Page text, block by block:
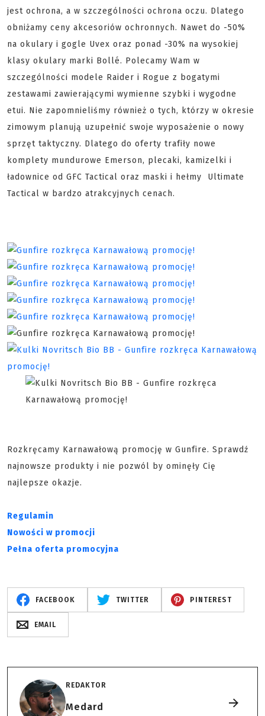
jest ochrona, a w szczególności ochrona oczu. Dlatego
obniżamy ceny akcesoriów ochronnych. Nawet do -50%
na okulary i gogle Uvex oraz ponad -30% na wysokiej
klasy okulary marki Bollé. Polecamy Wam w
szczególności modele Raider i Rogue z bogatymi
zestawami zawierającymi wymienne szybki i wygodne
etui. Nie zapomnieliśmy również o tych, którzy w okresie
zimowym planują uzupełnić swoje wyposażenie o nowy
sprzęt taktyczny. Dlatego do oferty trafiły nowe
komplety mundurowe Emerson, plecaki, kamizelki i
ładownice od GFC Tactical oraz maski i hełmy Ultimate
Tactical w bardzo atrakcyjnych cenach.
Rozkręcamy Karnawałową promocję w Gunfire. Sprawdź
najnowsze produkty i nie pozwól by ominęły Cię
najlepsze okazje.
Regulamin
Nowości w promocji
Pełna oferta promocyjna
FACEBOOK TWITTER PINTEREST
EMAIL
REDAKTOR
Medard